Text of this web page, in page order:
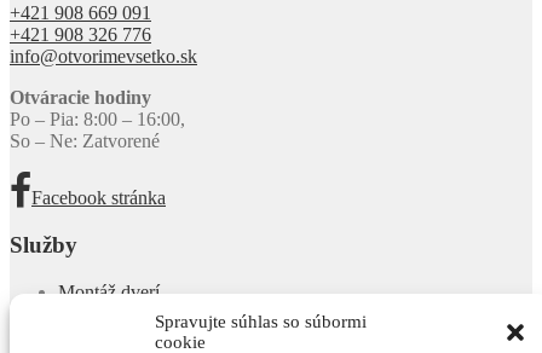
Spravujte súhlas so súbormi
cookie
+421 908 669 091
+421 908 326 776
info@otvorimevsetko.sk
Otváracie hodiny
Po – Pia: 8:00 – 16:00,
So – Ne: Zatvorené
Facebook stránka
Služby
Montáž dverí
Stavebné práce a rekonštrukcie
Služby pre developerov